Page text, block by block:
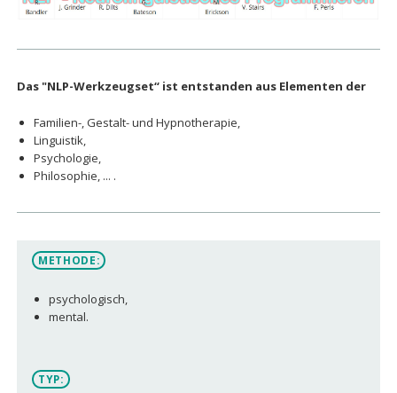
Das "NLP-Werkzeugset“ ist entstanden aus Elementen der
Familien-, Gestalt- und Hypnotherapie,
Linguistik,
Psychologie,
Philosophie, ... .
METHODE:
psychologisch,
mental.
TYP: